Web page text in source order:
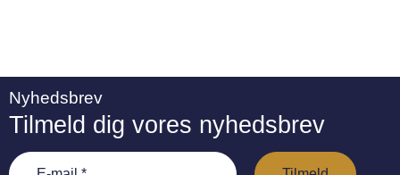
Nyhedsbrev
Tilmeld dig vores nyhedsbrev